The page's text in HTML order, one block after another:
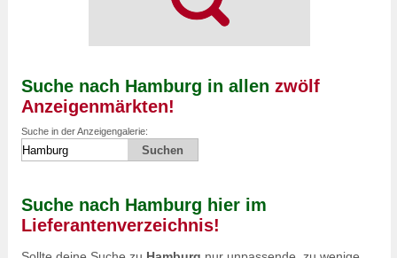
Suche nach Hamburg in allen zwölf
Anzeigenmärkten!
Suche in der Anzeigengalerie:
Suche nach Hamburg hier im
Lieferantenverzeichnis!